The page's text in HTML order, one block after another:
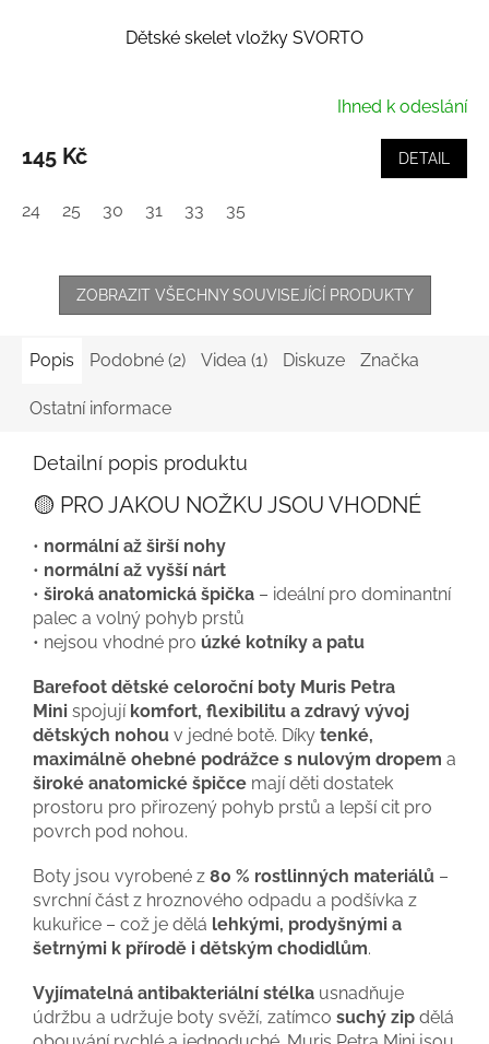
Dětské skelet vložky SVORTO
Ihned k odeslání
145 Kč DETAIL
24 25 30 31 33 35
ZOBRAZIT VŠECHNY SOUVISEJÍCÍ PRODUKTY
Popis Podobné (2) Videa (1) Diskuze Značka
Ostatní informace
Detailní popis produktu
🟡 PRO JAKOU NOŽKU JSOU VHODNÉ
• normální až širší nohy
• normální až vyšší nárt
• široká anatomická špička – ideální pro dominantní
palec a volný pohyb prstů
• nejsou vhodné pro úzké kotníky a patu
Barefoot dětské celoroční boty Muris Petra
Mini spojují komfort, flexibilitu a zdravý vývoj
dětských nohou v jedné botě. Díky tenké,
maximálně ohebné podrážce s nulovým dropem a
široké anatomické špičce mají děti dostatek
prostoru pro přirozený pohyb prstů a lepší cit pro
povrch pod nohou.
Boty jsou vyrobené z 80 % rostlinných materiálů –
svrchní část z hroznového odpadu a podšívka z
kukuřice – což je dělá lehkými, prodyšnými a
šetrnými k přírodě i dětským chodidlům.
Vyjímatelná antibakteriální stélka usnadňuje
údržbu a udržuje boty svěží, zatímco suchý zip dělá